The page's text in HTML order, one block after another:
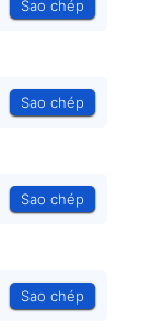
Sao chép
Sao chép
Sao chép
Sao chép